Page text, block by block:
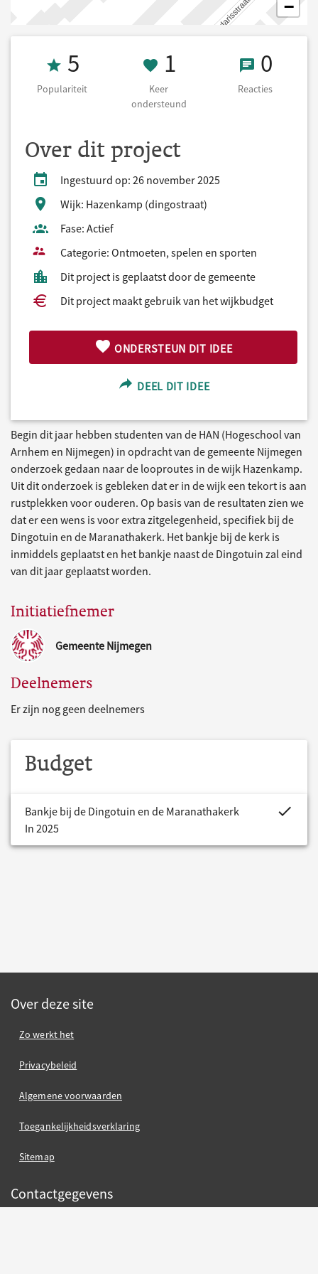
−
Populariteit 5
5
Populariteit
1 Keer
1
Keer
ondersteund
0 0
Reacties
Over dit project
Ingestuurd op: 26 november 2025
Wijk: Hazenkamp (dingostraat)
Fase: Actief
Categorie: Ontmoeten, spelen en sporten
Dit project is geplaatst door de gemeente
Dit project maakt gebruik van het wijkbudget
ONDERSTEUN DIT IDEE
DEEL DIT IDEE
Begin dit jaar hebben studenten van de HAN (Hogeschool van
Arnhem en Nijmegen) in opdracht van de gemeente Nijmegen
onderzoek gedaan naar de looproutes in de wijk Hazenkamp.
Uit dit onderzoek is gebleken dat er in de wijk een tekort is aan
rustplekken voor ouderen. Op basis van de resultaten zien we
dat er een wens is voor extra zitgelegenheid, specifiek bij de
Dingotuin en de Maranathakerk. Het bankje bij de kerk is
inmiddels geplaatst en het bankje naast de Dingotuin zal eind
van dit jaar geplaatst worden.
Initiatiefnemer
Gemeente Nijmegen
Deelnemers
Er zijn nog geen deelnemers
Budget
Bankje bij de Dingotuin en de Maranathakerk
In 2025
Over deze site
Zo werkt het
Privacybeleid
Algemene voorwaarden
Toegankelijkheidsverklaring
Sitemap
Contactgegevens